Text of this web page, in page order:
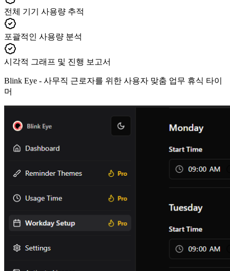
전체 기기 사용량 추적
포괄적인 사용량 분석
시각적 그래프 및 진행 보고서
Blink Eye - 사무직 근로자를 위한 사용자 맞춤 업무 휴식 타이
머